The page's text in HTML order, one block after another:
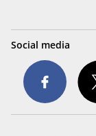
Social media